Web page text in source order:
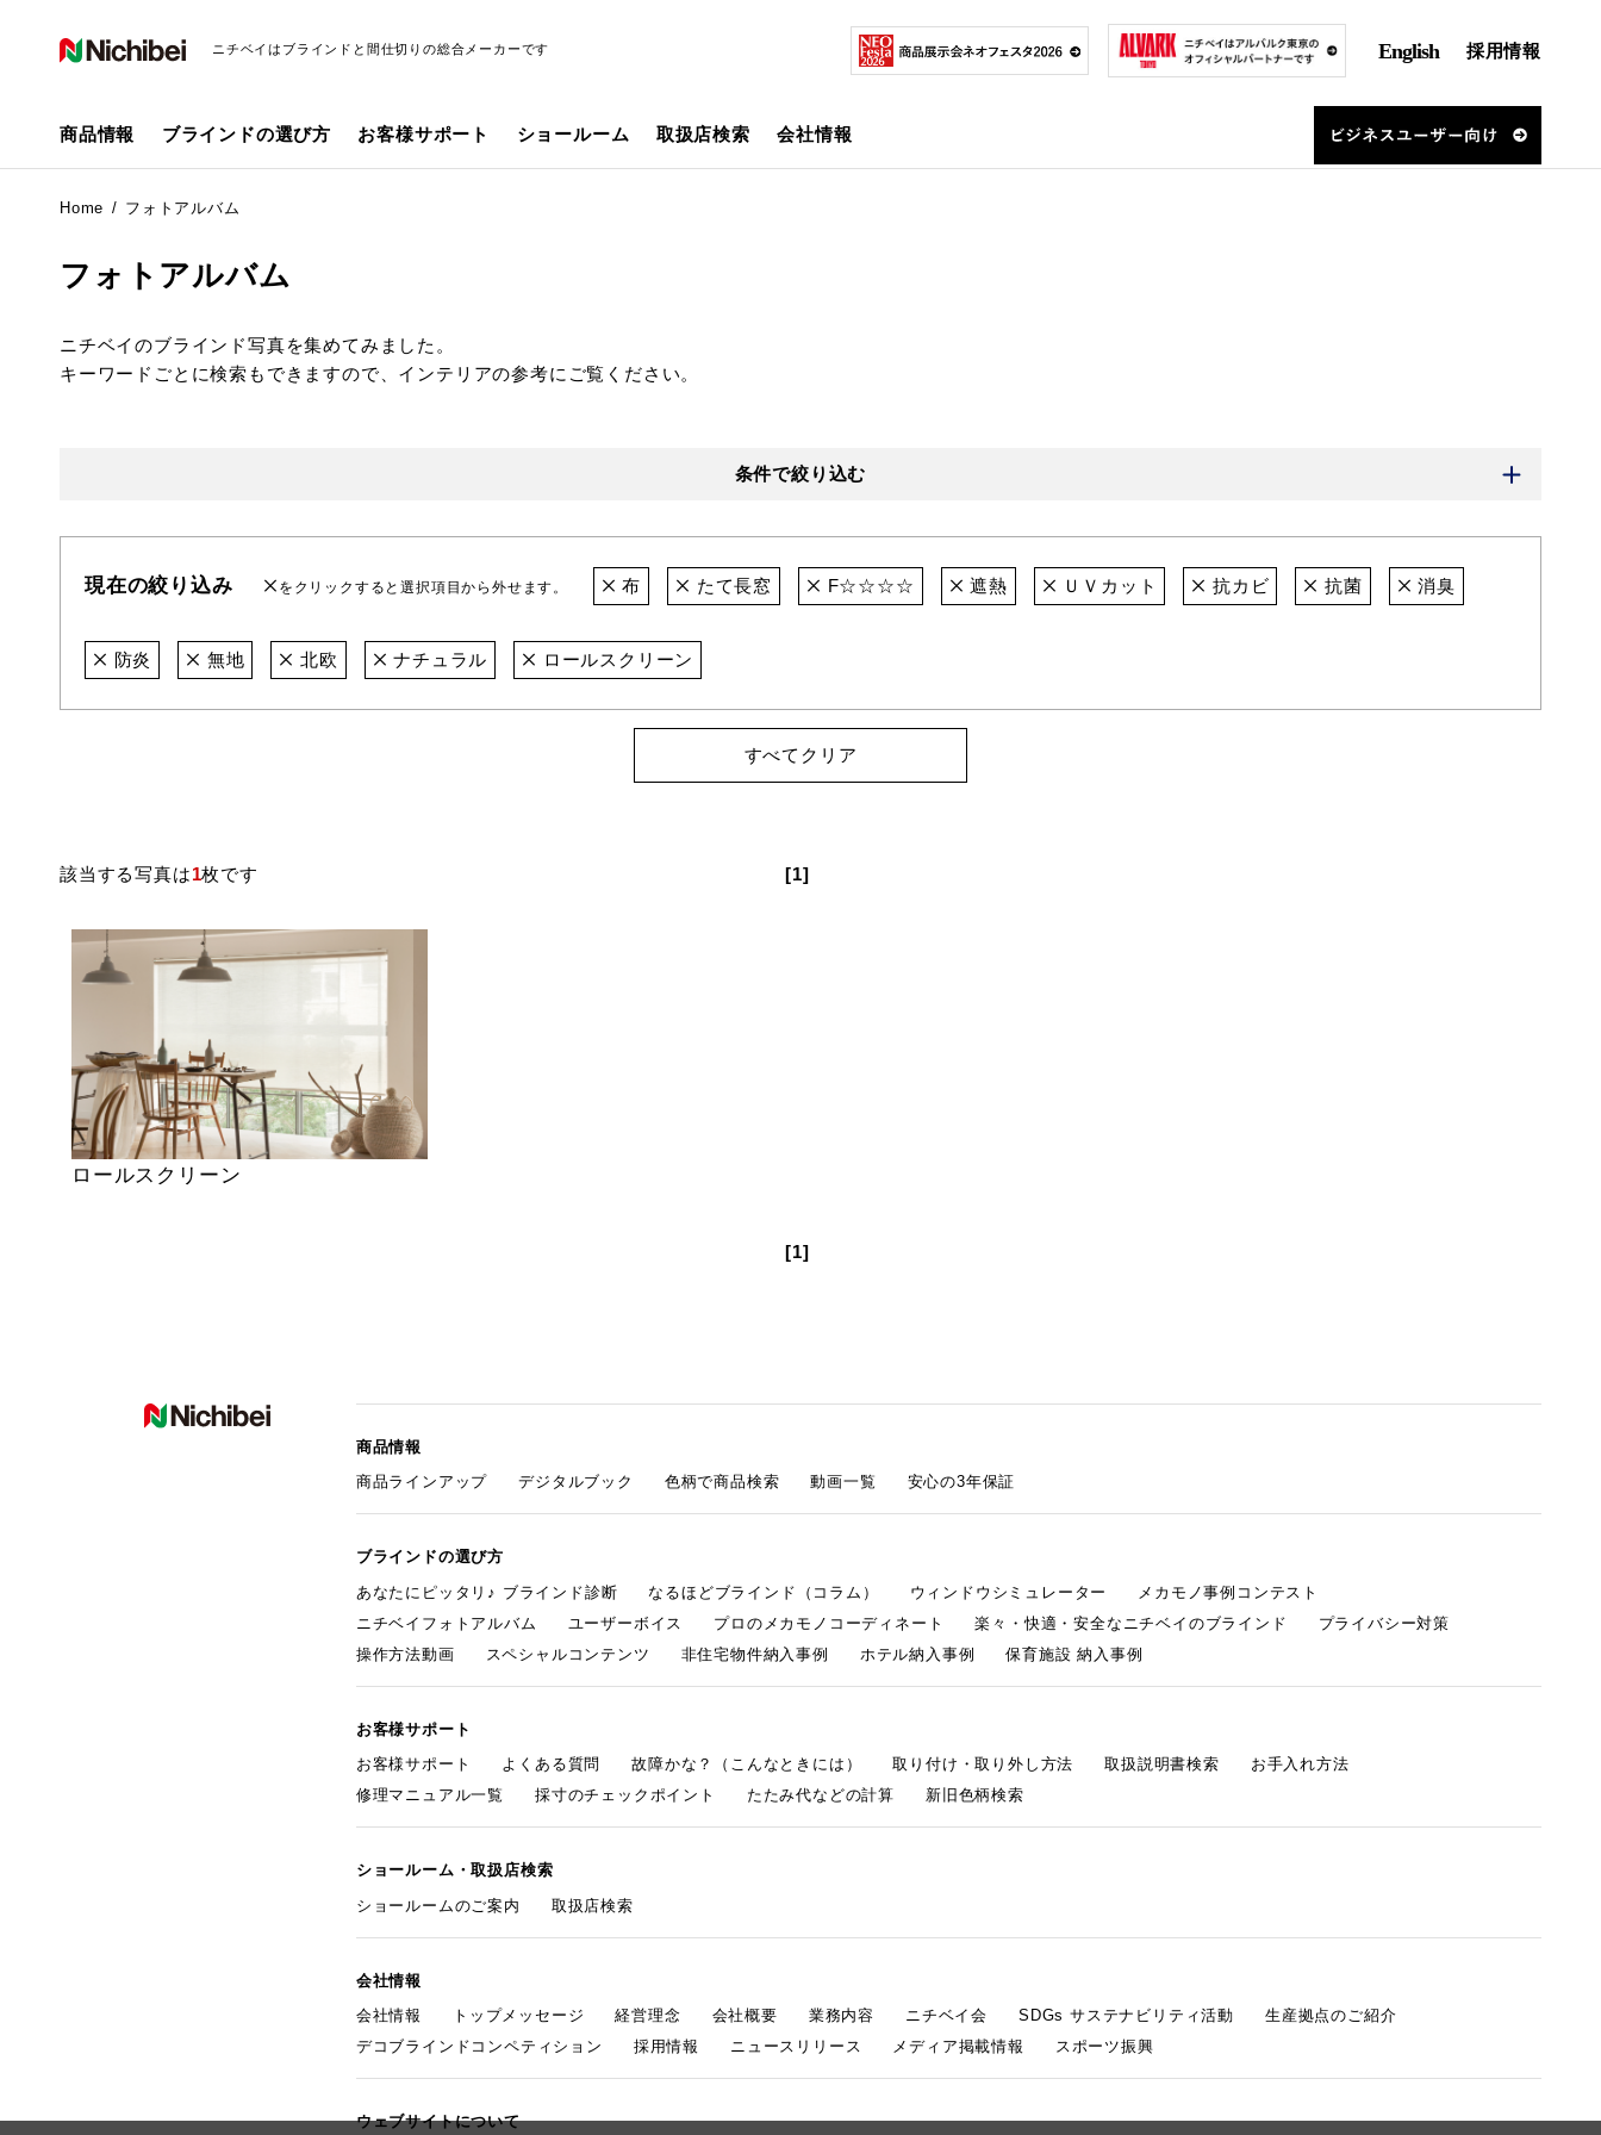
ニチベイはブラインドと間仕切りの総合メーカーです English 採用情報
商品情報 ブラインドの選び方 お客様サポート ショールーム 取扱店検索 会社情報
Home フォトアルバム
フォトアルバム
ニチベイのブラインド写真を集めてみました。
キーワードごとに検索もできますので、インテリアの参考にご覧ください。
条件で絞り込む
現在の絞り込み をクリックすると選択項目から外せます。 布 たて長窓 F☆☆☆☆ 遮熱 ＵＶカット 抗カビ 抗菌 消臭
防炎 無地 北欧 ナチュラル ロールスクリーン
すべてクリア
該当する写真は1枚です [1]
ロールスクリーン
[1]
商品情報
商品ラインアップ
デジタルブック 色柄で商品検索 動画一覧 安心の3年保証
ブラインドの選び方
あなたにピッタリ♪ ブラインド診断
なるほどブラインド（コラム） ウィンドウシミュレーター
メカモノ事例コンテスト
ニチベイフォトアルバム
ユーザーボイス プロのメカモノコーディネート 楽々・快適・安全なニチベイのブラインド
プライバシー対策
操作方法動画
スペシャルコンテンツ 非住宅物件納入事例 ホテル納入事例 保育施設 納入事例
お客様サポート
お客様サポート
よくある質問 故障かな？（こんなときには） 取り付け・取り外し方法 取扱説明書検索
お手入れ方法
修理マニュアル一覧
採寸のチェックポイント たたみ代などの計算 新旧色柄検索
ショールーム・取扱店検索
ショールームのご案内
取扱店検索
会社情報
会社情報
トップメッセージ 経営理念 会社概要 業務内容 ニチベイ会 SDGs サステナビリティ活動
生産拠点のご紹介
デコブラインドコンペティション
採用情報 ニュースリリース メディア掲載情報 スポーツ振興
ウェブサイトについて